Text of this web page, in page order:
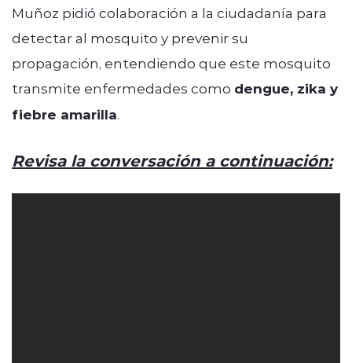
Muñoz pidió colaboración a la ciudadanía para
detectar al mosquito y prevenir su
propagación, entendiendo que este mosquito
transmite enfermedades como dengue, zika y
fiebre amarilla.
Revisa la conversación a continuación: